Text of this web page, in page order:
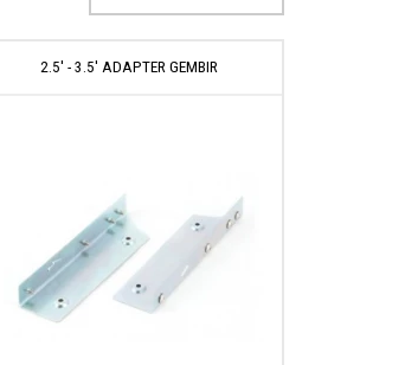
2.5' - 3.5' ADAPTER GEMBIR